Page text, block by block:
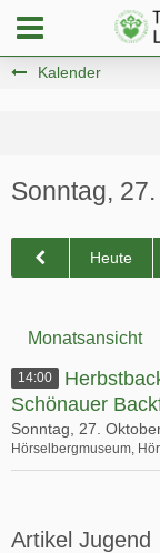
Kalender
Sonntag,
Heute
Monatsansicht
14:00
Schönauer
Sonntag, 27.
Hörselbergmuseum,
Artikel Jugend